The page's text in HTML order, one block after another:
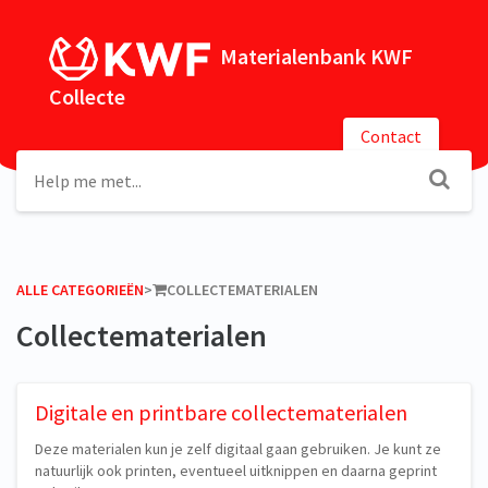
Materialenbank KWF
Collecte
Contact
ALLE CATEGORIEËN​>​ ​COLLECTEMATERIALEN
Collectematerialen
Digitale en printbare collectematerialen
Deze materialen kun je zelf digitaal gaan gebruiken. Je kunt ze
natuurlijk ook printen, eventueel uitknippen en daarna geprint